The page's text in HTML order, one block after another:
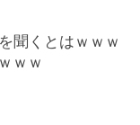
聞くとはｗｗｗ
ｗｗ